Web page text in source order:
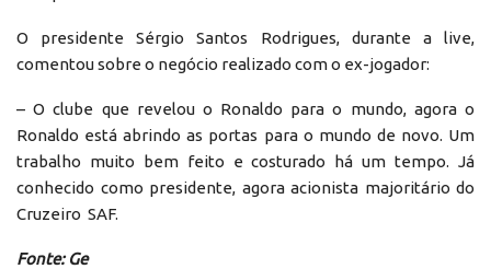
O presidente Sérgio Santos Rodrigues, durante a live,
comentou sobre o negócio realizado com o ex-jogador:
– O clube que revelou o Ronaldo para o mundo, agora o
Ronaldo está abrindo as portas para o mundo de novo. Um
trabalho muito bem feito e costurado há um tempo. Já
conhecido como presidente, agora acionista majoritário do
Cruzeiro SAF.
Fonte: Ge